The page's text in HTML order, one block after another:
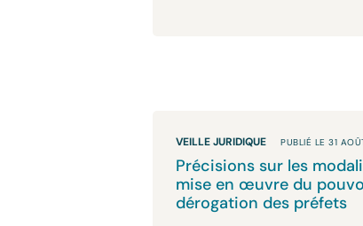
VEILLE JURIDIQUE PUBLIÉ LE 31
Précisions sur les
mise en œuvre du
dérogation des préfets